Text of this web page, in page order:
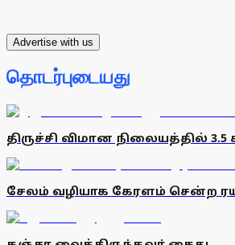
Advertise with us
தொடர்புடையது
திருச்சி விமான நிலையத்தில்
சேலம் வழியாக கேரளம் சென்ற